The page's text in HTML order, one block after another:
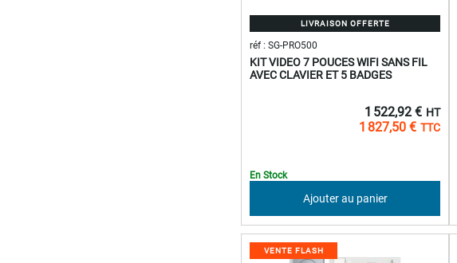
LIVRAISON OFFERTE
KIT VIDEO 7 POUCES WIFI SANS FIL
AVEC CLAVIER ET 5 BADGES
réf : SG-PRO500
1 827,50 €
1 522,92 €
En Stock
Ajouter au panier
VENTE FLASH